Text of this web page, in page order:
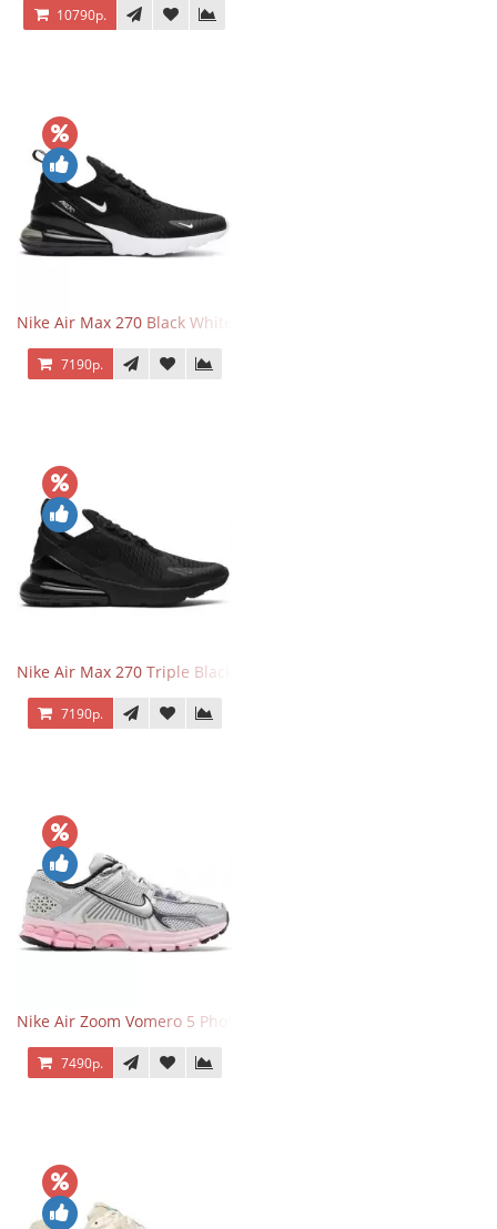
10790р.
Nike Air Max 270 Black White
7190р.
Nike Air Max 270 Triple Black
7190р.
Nike Air Zoom Vomero 5 Photon Dust Pink Foam
7490р.